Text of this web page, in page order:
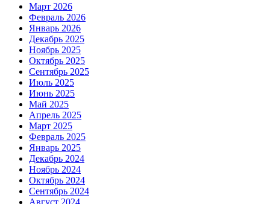
Март 2026
Февраль 2026
Январь 2026
Декабрь 2025
Ноябрь 2025
Октябрь 2025
Сентябрь 2025
Июль 2025
Июнь 2025
Май 2025
Апрель 2025
Март 2025
Февраль 2025
Январь 2025
Декабрь 2024
Ноябрь 2024
Октябрь 2024
Сентябрь 2024
Август 2024